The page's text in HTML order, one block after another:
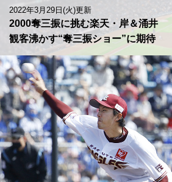
2022年3月29日(火)更新
2000奪三振に挑む楽天・岸＆涌井
観客沸かす“奪三振ショー”に期待